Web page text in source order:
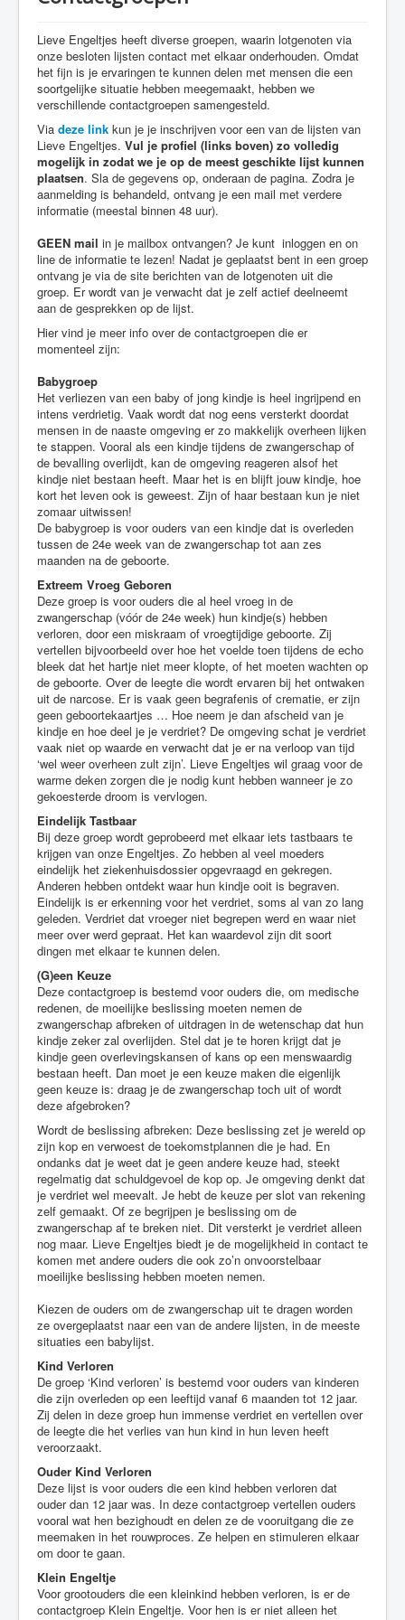
Webwinkel
Lieve Engeltjes heeft diverse groepen, waarin lotgenoten via
onze besloten lijsten contact met elkaar onderhouden. Omdat
het fijn is je ervaringen te kunnen delen met mensen die een
soortgelijke situatie hebben meegemaakt, hebben we
verschillende contactgroepen samengesteld.
Via deze link kun je je inschrijven voor een van de lijsten van
Lieve Engeltjes. Vul je profiel (links boven) zo volledig
mogelijk in zodat we je op de meest geschikte lijst kunnen
plaatsen. Sla de gegevens op, onderaan de pagina. Zodra je
aanmelding is behandeld, ontvang je een mail met verdere
informatie (meestal binnen 48 uur).
GEEN mail in je mailbox ontvangen? Je kunt inloggen en on
line de informatie te lezen! Nadat je geplaatst bent in een groep
ontvang je via de site berichten van de lotgenoten uit die
groep. Er wordt van je verwacht dat je zelf actief deelneemt
aan de gesprekken op de lijst.
Hier vind je meer info over de contactgroepen die er
momenteel zijn:
Babygroep
Het verliezen van een baby of jong kindje is heel ingrijpend en
intens verdrietig. Vaak wordt dat nog eens versterkt doordat
mensen in de naaste omgeving er zo makkelijk overheen lijken
te stappen. Vooral als een kindje tijdens de zwangerschap of
de bevalling overlijdt, kan de omgeving reageren alsof het
kindje niet bestaan heeft. Maar het is en blijft jouw kindje, hoe
kort het leven ook is geweest. Zijn of haar bestaan kun je niet
zomaar uitwissen!
De babygroep is voor ouders van een kindje dat is overleden
tussen de 24e week van de zwangerschap tot aan zes
maanden na de geboorte.
Extreem Vroeg Geboren
Deze groep is voor ouders die al heel vroeg in de
zwangerschap (vóór de 24e week) hun kindje(s) hebben
verloren, door een miskraam of vroegtijdige geboorte. Zij
vertellen bijvoorbeeld over hoe het voelde toen tijdens de echo
bleek dat het hartje niet meer klopte, of het moeten wachten op
de geboorte. Over de leegte die wordt ervaren bij het ontwaken
uit de narcose. Er is vaak geen begrafenis of crematie, er zijn
geen geboortekaartjes … Hoe neem je dan afscheid van je
kindje en hoe deel je je verdriet? De omgeving schat je verdriet
vaak niet op waarde en verwacht dat je er na verloop van tijd
‘wel weer overheen zult zijn’. Lieve Engeltjes wil graag voor de
warme deken zorgen die je nodig kunt hebben wanneer je zo
gekoesterde droom is vervlogen.
Eindelijk Tastbaar
Bij deze groep wordt geprobeerd met elkaar iets tastbaars te
krijgen van onze Engeltjes. Zo hebben al veel moeders
eindelijk het ziekenhuisdossier opgevraagd en gekregen.
Anderen hebben ontdekt waar hun kindje ooit is begraven.
Eindelijk is er erkenning voor het verdriet, soms al van zo lang
geleden. Verdriet dat vroeger niet begrepen werd en waar niet
meer over werd gepraat. Het kan waardevol zijn dit soort
dingen met elkaar te kunnen delen.
(G)een Keuze
Deze contactgroep is bestemd voor ouders die, om medische
redenen, de moeilijke beslissing moeten nemen de
zwangerschap afbreken of uitdragen in de wetenschap dat hun
kindje zeker zal overlijden. Stel dat je te horen krijgt dat je
kindje geen overlevingskansen of kans op een menswaardig
bestaan heeft. Dan moet je een keuze maken die eigenlijk
geen keuze is: draag je de zwangerschap toch uit of wordt
deze afgebroken?
Wordt de beslissing afbreken: Deze beslissing zet je wereld op
zijn kop en verwoest de toekomstplannen die je had. En
ondanks dat je weet dat je geen andere keuze had, steekt
regelmatig dat schuldgevoel de kop op. Je omgeving denkt dat
je verdriet wel meevalt. Je hebt de keuze per slot van rekening
zelf gemaakt. Of ze begrijpen je beslissing om de
zwangerschap af te breken niet. Dit versterkt je verdriet alleen
nog maar. Lieve Engeltjes biedt je de mogelijkheid in contact te
komen met andere ouders die ook zo’n onvoorstelbaar
moeilijke beslissing hebben moeten nemen.
Kiezen de ouders om de zwangerschap uit te dragen worden
ze overgeplaatst naar een van de andere lijsten, in de meeste
situaties een babylijst.
Kind Verloren
De groep ‘Kind verloren’ is bestemd voor ouders van kinderen
die zijn overleden op een leeftijd vanaf 6 maanden tot 12 jaar.
Zij delen in deze groep hun immense verdriet en vertellen over
de leegte die het verlies van hun kind in hun leven heeft
veroorzaakt.
Ouder Kind Verloren
Deze lijst is voor ouders die een kind hebben verloren dat
ouder dan 12 jaar was. In deze contactgroep vertellen ouders
vooral wat hen bezighoudt en delen ze de vooruitgang die ze
meemaken in het rouwproces. Ze helpen en stimuleren elkaar
om door te gaan.
Klein Engeltje
Voor grootouders die een kleinkind hebben verloren, is er de
contactgroep Klein Engeltje. Voor hen is er niet alleen het